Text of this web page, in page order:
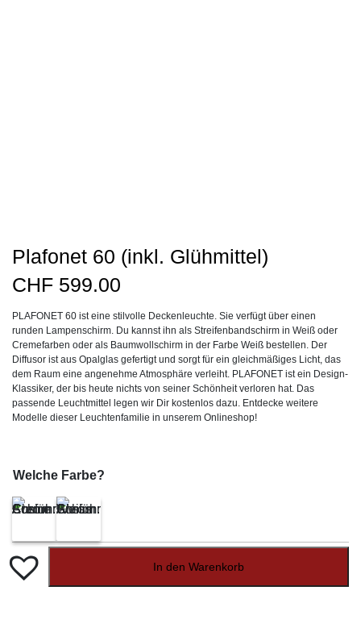
Plafonet 60 (inkl. Glühmittel)
CHF 599.00
PLAFONET 60 ist eine stilvolle Deckenleuchte. Sie verfügt über einen
runden Lampenschirm. Du kannst ihn als Streifenbandschirm in Weiß oder
Cremefarben oder als Baumwollschirm in der Farbe Weiß bestellen. Der
Diffusor ist aus Opalglas gefertigt und sorgt für ein gleichmäßiges Licht, das
dem Raum eine angenehme Atmosphäre verleiht. PLAFONET ist ein Design-
Klassiker, der bis heute nichts von seiner Schönheit verloren hat. Das
passende Leuchtmittel legen wir Dir kostenlos dazu. Entdecke weitere
Modelle dieser Leuchtenfamilie in unserem Onlineshop!
Welche Farbe?
In den Warenkorb